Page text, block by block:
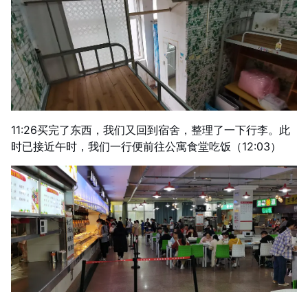
11:26买完了东西，我们又回到宿舍，整理了一下行李。此
时已接近午时，我们一行便前往公寓食堂吃饭（12:03）